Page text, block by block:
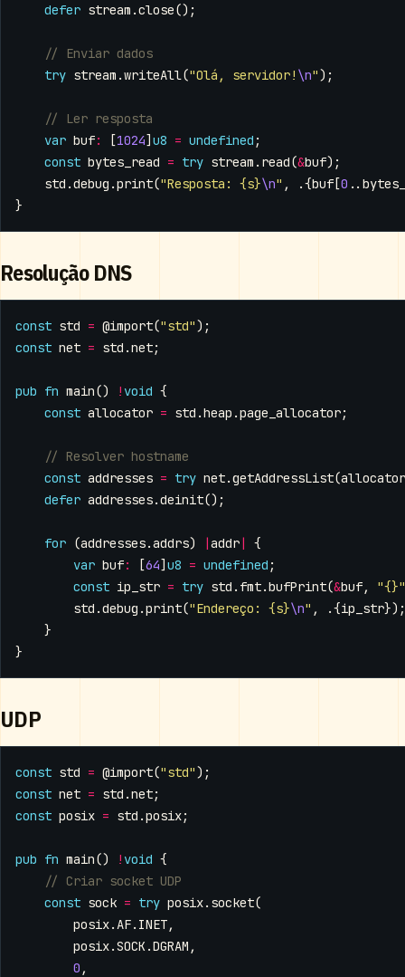
defer stream .close();
try stream .writeAll("Olá, servidor! \n");
var buf: [1024] u8 = undefined ;
const bytes_read = try stream . read(&buf);
std .debug .print("Resposta: {s}\n" , .{buf [0 ..
}
Resolução DNS
const std = @import("std");
const net = std .net;
pub fn main() ! void {
const allocator = std .heap .page_allocator;
const addresses = try net.getAddressList(allocator
defer addresses.deinit();
for (addresses.addrs) |addr|
{
var buf: [64] u8 = undefined ;
const ip_str = try std . fmt.bufPrint(&buf,
"{}"
std .debug .print("Endereço: {s}\n" , .{ip_str});
}
}
UDP
const std = @import("std");
const net = std .net;
const posix = std .posix;
pub fn main() ! void {
const sock = try posix. socket(
posix.AF. INET,
posix.SOCK.DGRAM ,
0 ,